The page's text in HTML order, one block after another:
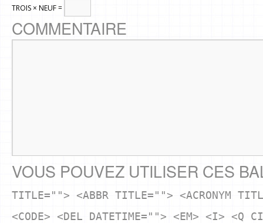
TROIS × NEUF =
COMMENTAIRE
VOUS POUVEZ UTILISER CES
TITLE=""> <ABBR TITLE=""> <ACRONYM
<CODE> <DEL DATETIME=""> <EM> <I> <Q